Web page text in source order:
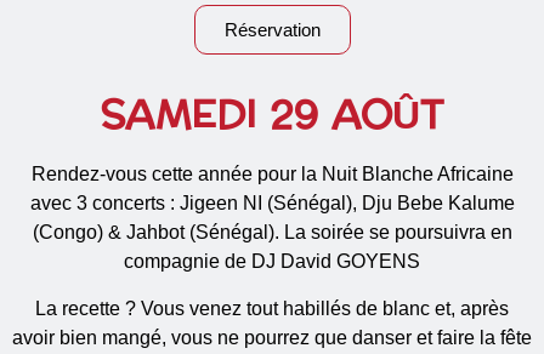
Réservation
SAMEDI 29 AOÛT
Rendez-vous cette année pour la Nuit Blanche Africaine
avec 3 concerts : Jigeen NI (Sénégal), Dju Bebe Kalume
(Congo) & Jahbot (Sénégal). La soirée se poursuivra en
compagnie de DJ David GOYENS
La recette ? Vous venez tout habillés de blanc et, après
avoir bien mangé, vous ne pourrez que danser et faire la fête